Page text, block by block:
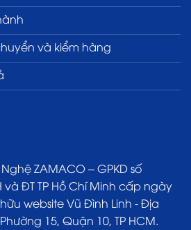
và kiểm hàng
ZAMACO – GPKD số
và ĐT TP Hồ Chí Minh cấp ngày
website Vũ Đình Linh - Địa
15, Quận 10, TP HCM.